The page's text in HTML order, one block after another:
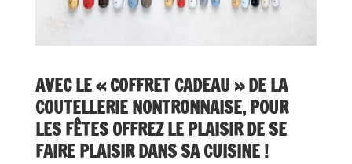
AVEC LE « COFFRET CADEAU » DE LA
COUTELLERIE NONTRONNAISE, POUR
LES FÊTES OFFREZ LE PLAISIR DE SE
FAIRE PLAISIR DANS SA CUISINE !